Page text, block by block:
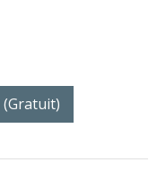
(gratuit)